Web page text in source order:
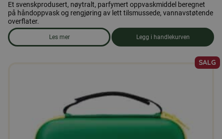
Et svenskprodusert, nøytralt, parfymert oppvaskmiddel beregnet
på håndoppvask og rengjøring av lett tilsmussede, vannavstøtende
overflater.
Les mer
om produkten Oppvaskmiddel
Legg i handlekurven
SALG